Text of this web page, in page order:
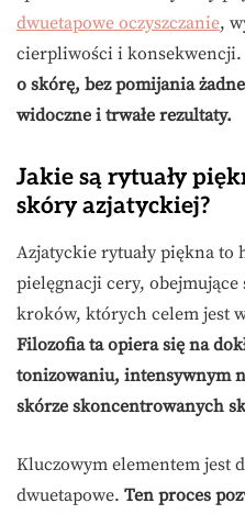
dwuetapowe oczyszczanie,
cierpliwości i konsekwencji.
o skórę, bez pomijania
widoczne i trwałe rezultaty.
Jakie są rytuały
skóry azjatyckiej?
Azjatyckie rytuały piękna to
pielęgnacji cery,
kroków, których celem jest
Filozofia ta opiera się na
tonizowaniu, intensywnym
skórze skoncentrowanych
Kluczowym elementem jest
dwuetapowe. Ten proces